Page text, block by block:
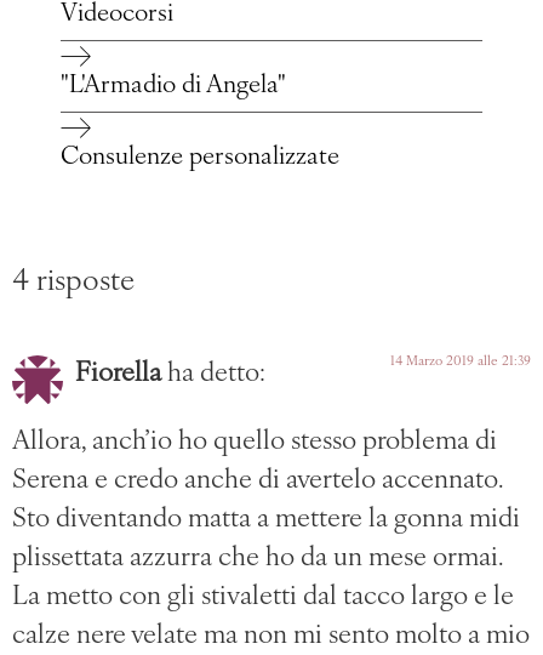
Videocorsi
"L'Armadio di Angela"
Consulenze personalizzate
4 risposte
Fiorella ha detto: 14 Marzo 2019 alle 21:39
Allora, anch’io ho quello stesso problema di
Serena e credo anche di avertelo accennato.
Sto diventando matta a mettere la gonna midi
plissettata azzurra che ho da un mese ormai.
La metto con gli stivaletti dal tacco largo e le
calze nere velate ma non mi sento molto a mio